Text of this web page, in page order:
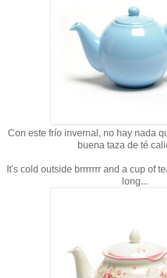
Con este frío invernal, no hay nada
buena taza de té
It's cold outside brrrrrrr and a cup of
long...